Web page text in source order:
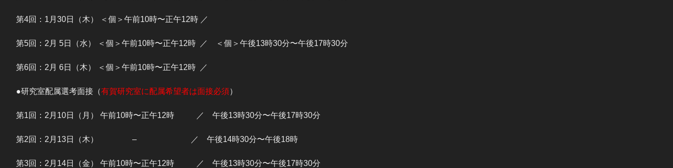
第4回：1月30日（木） ＜個＞午前10時〜正午12時 ／
第5回：2月 5日（水） ＜個＞午前10時〜正午12時 ／ ＜個＞午後13時30分〜午後17時30分 ​
第6回：2月 6日（木） ＜個＞午前10時〜正午12時 ／
●研究室配属選考面接（有賀研究室に配属希望者は面接必須）
第1回：2月10日（月） 午前10時〜正午12時 ／ 午後13時30分〜午後17時30分 ​
第2回：2月13日（木） – ／ 午後14時30分〜午後18時 ​
第3回：2月14日（金） 午前10時〜正午12時 ／ 午後13時30分〜午後17時30分